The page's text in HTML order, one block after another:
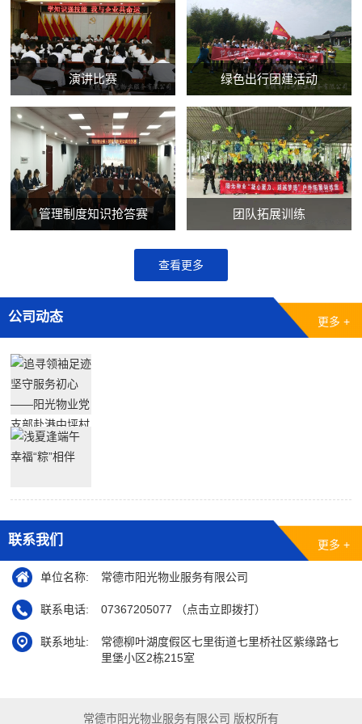
演讲比赛 绿色出行团建活动
管理制度知识抢答赛 团队拓展训练
查看更多
公司动态 更多 +
联系我们 更多 +
单位名称: 常德市阳光物业服务有限公司
联系电话: 07367205077 （点击立即拨打）
联系地址:
常德柳叶湖度假区七里街道七里桥社区紫缘路七
里堡小区2栋215室
常德市阳光物业服务有限公司 版权所有